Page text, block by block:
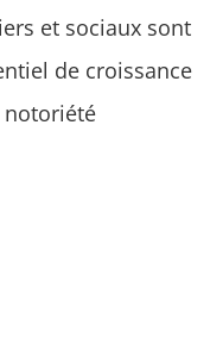
et sociaux sont
de croissance
notoriété